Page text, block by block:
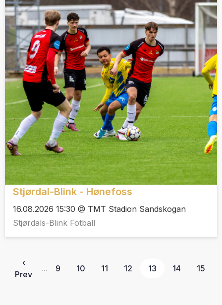
Stjørdal-Blink - Hønefoss
16.08.2026 15:30 @ TMT Stadion Sandskogan
Stjørdals-Blink Fotball
‹
Prev
… 9 10 11 12 13 14 15